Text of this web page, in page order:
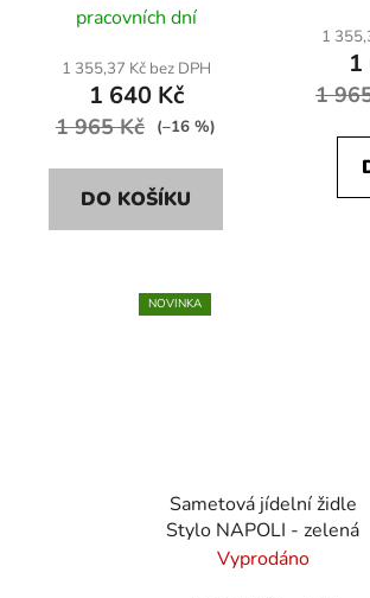
pracovních dní
1 355,37 Kč bez DPH
1 640 Kč
1 965 Kč (–16 %)
DO KOŠÍKU
1
1
1
NOVINKA
Sametová jídelní židle
Stylo NAPOLI - zelená
Vyprodáno